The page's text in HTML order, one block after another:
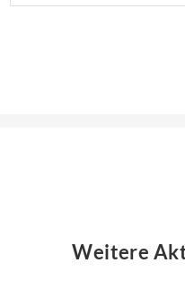
Weitere